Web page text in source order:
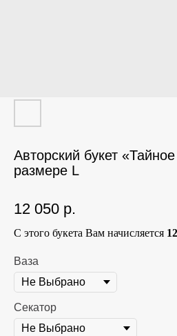
Авторский букет
размере L
12 050 р.
С этого букета Вам начисляется
Ваза
Секатор